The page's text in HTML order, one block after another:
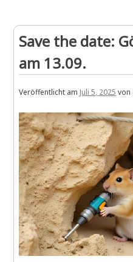
Save the date:
am 13.09.
Veröffentlicht am Juli 5, 2025 von